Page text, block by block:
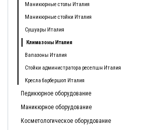
Маникюрные столы Италия
Маникюрные стойки Италия
Сушуары Италия
Климазоны Италия
Вапазоны Италия
Стойки администратора ресепшн Италия
Кресла барбершоп Италия
Педикюрное оборудование
Маникюрное оборудование
Косметологическое оборудование